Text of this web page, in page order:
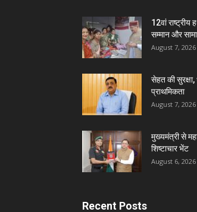
12वां
सम्मान और
August 7, 2026
सेहत की सुरक्षा,
प्राथमिकता
August 7, 2026
मुख्यमंत्री से
शिष्टाचार भेंट
August 6, 2026
Recent Posts